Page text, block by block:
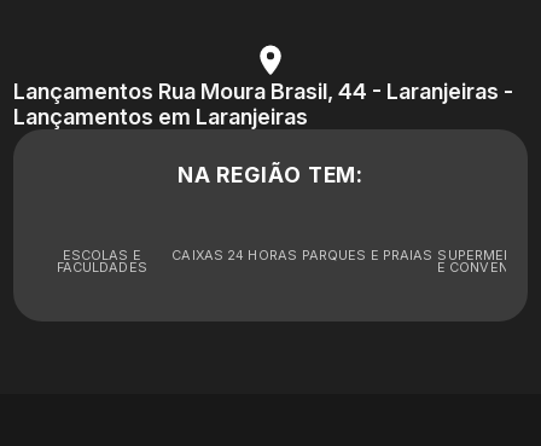
Lançamentos Rua Moura Brasil, 44 - Laranjeiras -
Lançamentos em Laranjeiras
NA REGIÃO TEM:
ESCOLAS E
FACULDADES
CAIXAS 24 HORAS PARQUES E PRAIAS
E